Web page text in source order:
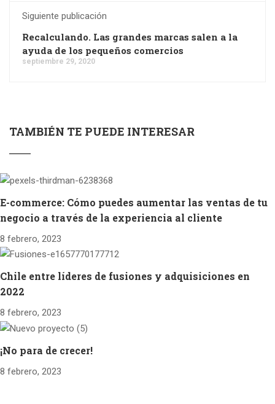
Siguiente publicación
Recalculando. Las grandes marcas salen a la
ayuda de los pequeños comercios
septiembre 29, 2020
TAMBIÉN TE PUEDE INTERESAR
E-commerce: Cómo puedes aumentar las ventas de tu
negocio a través de la experiencia al cliente
8 febrero, 2023
Chile entre líderes de fusiones y adquisiciones en
2022
8 febrero, 2023
¡No para de crecer!
8 febrero, 2023